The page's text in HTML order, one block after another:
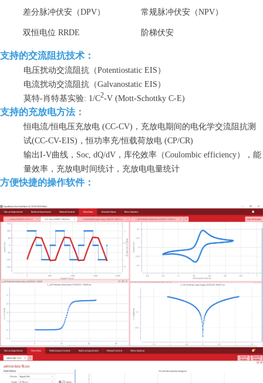
差分脉冲伏安（DPV） 常规脉冲伏安（NPV）
双恒电位 RRDE 阶梯伏安
支持的交流阻抗技术：
电压扰动交流阻抗（Potentiostatic EIS）
电流扰动交流阻抗（Galvanostatic EIS）
莫特-肖特基实验: 1/C2-V (Mott-Schottky C-E)
支持的充放电方法：
恒电流/恒电压充放电 (CC-CV)， 充放电期间的电化学交流阻抗测
试(CC-CV-EIS)，恒功率充/恒载荷放电 (CP/CR)
输出I-V曲线，Soc, dQ/dV，库伦效率（Coulombic efficiency），能
量效率，充放电时间统计，充放电电量统计
方便快捷的操作软件：